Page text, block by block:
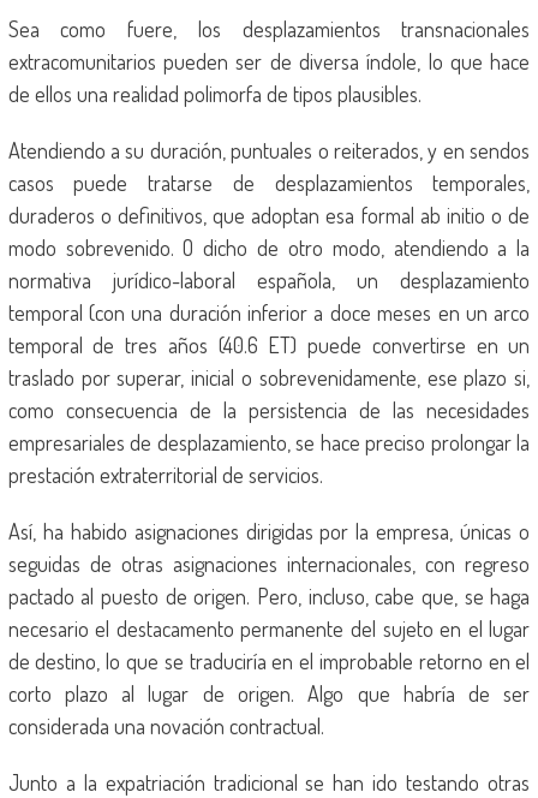
Sea como fuere, los desplazamientos transnacionales
extracomunitarios pueden ser de diversa índole, lo que hace
de ellos una realidad polimorfa de tipos plausibles.
Atendiendo a su duración, puntuales o reiterados, y en sendos
casos puede tratarse de desplazamientos temporales,
duraderos o definitivos, que adoptan esa formal ab initio o de
modo sobrevenido. O dicho de otro modo, atendiendo a la
normativa jurídico-laboral española, un desplazamiento
temporal (con una duración inferior a doce meses en un arco
temporal de tres años (40.6 ET) puede convertirse en un
traslado por superar, inicial o sobrevenidamente, ese plazo si,
como consecuencia de la persistencia de las necesidades
empresariales de desplazamiento, se hace preciso prolongar la
prestación extraterritorial de servicios.
Así, ha habido asignaciones dirigidas por la empresa, únicas o
seguidas de otras asignaciones internacionales, con regreso
pactado al puesto de origen. Pero, incluso, cabe que, se haga
necesario el destacamento permanente del sujeto en el lugar
de destino, lo que se traduciría en el improbable retorno en el
corto plazo al lugar de origen. Algo que habría de ser
considerada una novación contractual.
Junto a la expatriación tradicional se han ido testando otras